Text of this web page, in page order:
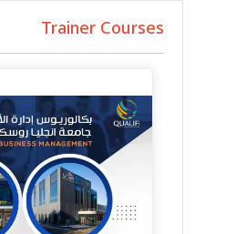
Trainer Courses